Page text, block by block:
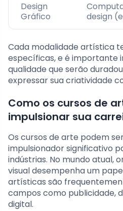
Design
Gráfico
design
Cada modalidade artística
específicas, e é importante
qualidade que serão
expressar sua criatividade
Como os cursos de
impulsionar sua
Os cursos de arte podem
impulsionador significativo
indústrias. No mundo atual,
visual desempenha um
artísticas são
campos como publicidade,
digital.